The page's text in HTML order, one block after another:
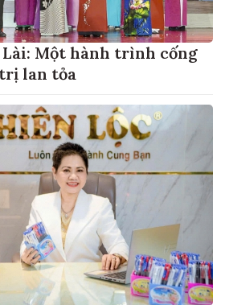
Lài: Một hành trình cống
lan tỏa